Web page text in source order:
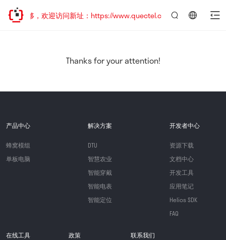
址已迁移，欢迎访问新址：https://www.quectel.com.cn
Thanks for your attention!
产品中心
蜂窝模组
单板电脑
解决方案
DTU
智慧农业
智能穿戴
智能电表
智能定位
开发者中心
资源下载
文档中心
开发工具
应用笔记
Helios SDK
FAQ
在线工具 政策 联系我们